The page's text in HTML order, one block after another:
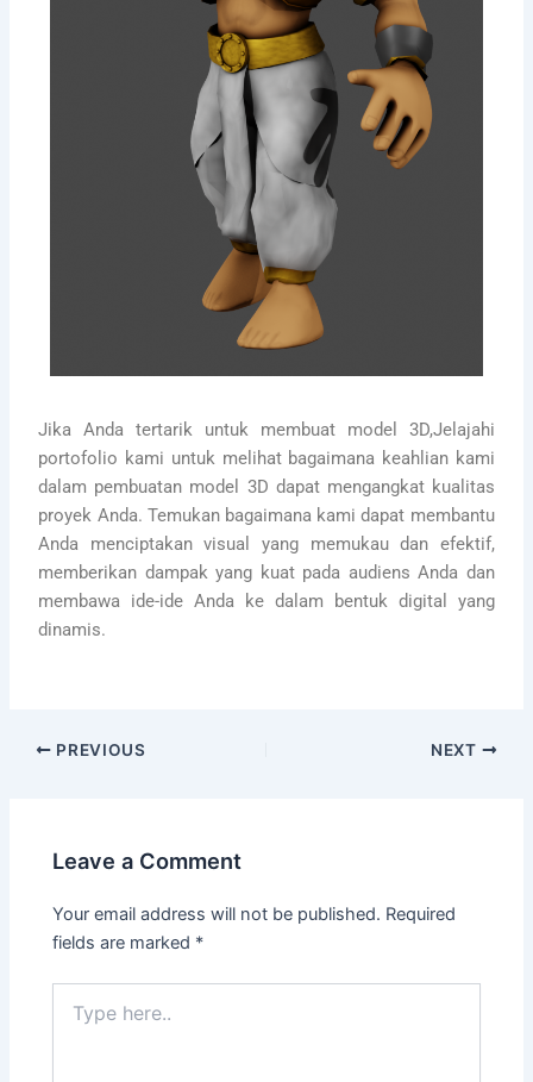
Jika Anda tertarik untuk membuat model 3D,Jelajahi
portofolio kami untuk melihat bagaimana keahlian kami
dalam pembuatan model 3D dapat mengangkat kualitas
proyek Anda. Temukan bagaimana kami dapat membantu
Anda menciptakan visual yang memukau dan efektif,
memberikan dampak yang kuat pada audiens Anda dan
membawa ide-ide Anda ke dalam bentuk digital yang
dinamis.
PREVIOUS NEXT
Leave a Comment
Your email address will not be published. Required
fields are marked *
here..